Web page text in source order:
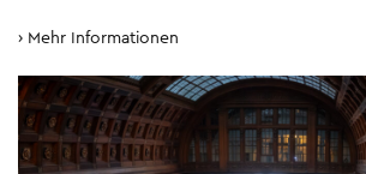
Mehr Informationen